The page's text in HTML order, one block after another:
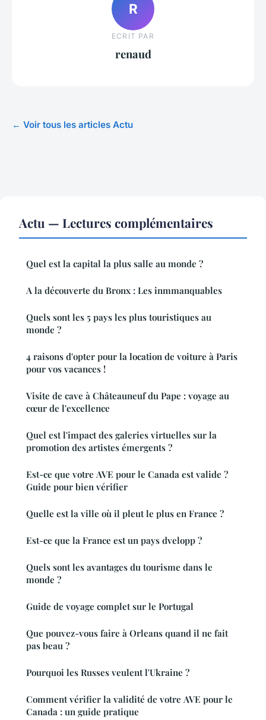
R
ECRIT PAR
renaud
← Voir tous les articles Actu
Actu — Lectures complémentaires
Quel est la capital la plus salle au monde ?
A la découverte du Bronx : Les inmmanquables
Quels sont les 5 pays les plus touristiques au
monde ?
4 raisons d'opter pour la location de voiture à Paris
pour vos vacances !
Visite de cave à Châteauneuf du Pape : voyage au
cœur de l'excellence
Quel est l'impact des galeries virtuelles sur la
promotion des artistes émergents ?
Est-ce que votre AVE pour le Canada est valide ?
Guide pour bien vérifier
Quelle est la ville où il pleut le plus en France ?
Est-ce que la France est un pays dvelopp ?
Quels sont les avantages du tourisme dans le
monde ?
Guide de voyage complet sur le Portugal
Que pouvez-vous faire à Orleans quand il ne fait
pas beau ?
Pourquoi les Russes veulent l'Ukraine ?
Comment vérifier la validité de votre AVE pour le
Canada : un guide pratique